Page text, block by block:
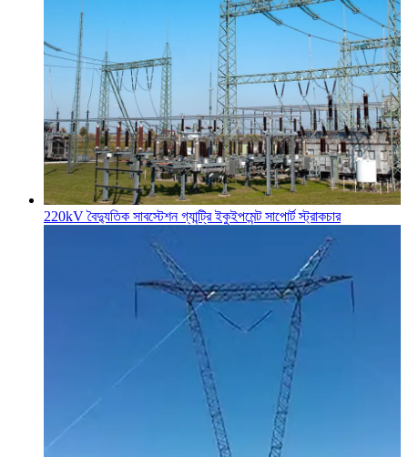
220kV বৈদ্যুতিক সাবস্টেশন গ্যান্ট্রি ইকুইপমেন্ট সাপোর্ট স্ট্রাকচার